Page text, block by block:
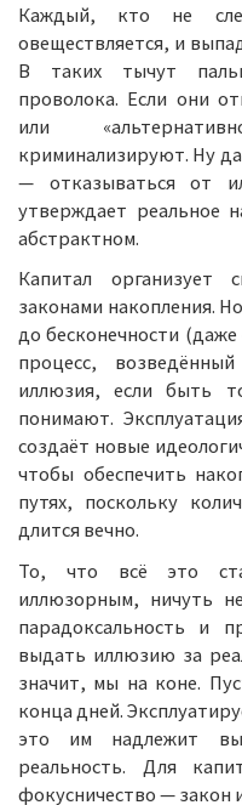
Каждый, кто не
овеществляется, и
В таких тычут
проволока. Если они
или
криминализируют. Ну
— отказываться от
утверждает реальное
абстрактном.
Капитал организует
законами накопления.
до бесконечности
процесс,
иллюзия, если быть
понимают.
создаёт новые
чтобы обеспечить
путях, поскольку
длится вечно.
То, что всё это
иллюзорным, ничуть
парадоксальность и
выдать иллюзию за
значит, мы на коне.
конца дней.
это им надлежит
реальность. Для
фокусничество — закон